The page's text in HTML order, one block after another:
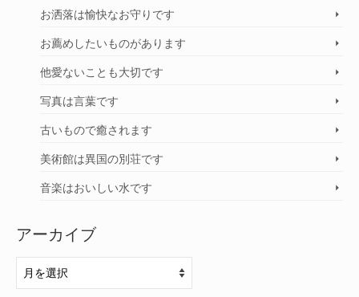
お洒落は愉快なお守りです
お薦めしたいものがあります
他愛ないことも大切です
写真は言葉です
古いもので癒されます
美術館は異国の別荘です
音楽はおいしい水です
アーカイブ
ア
ー